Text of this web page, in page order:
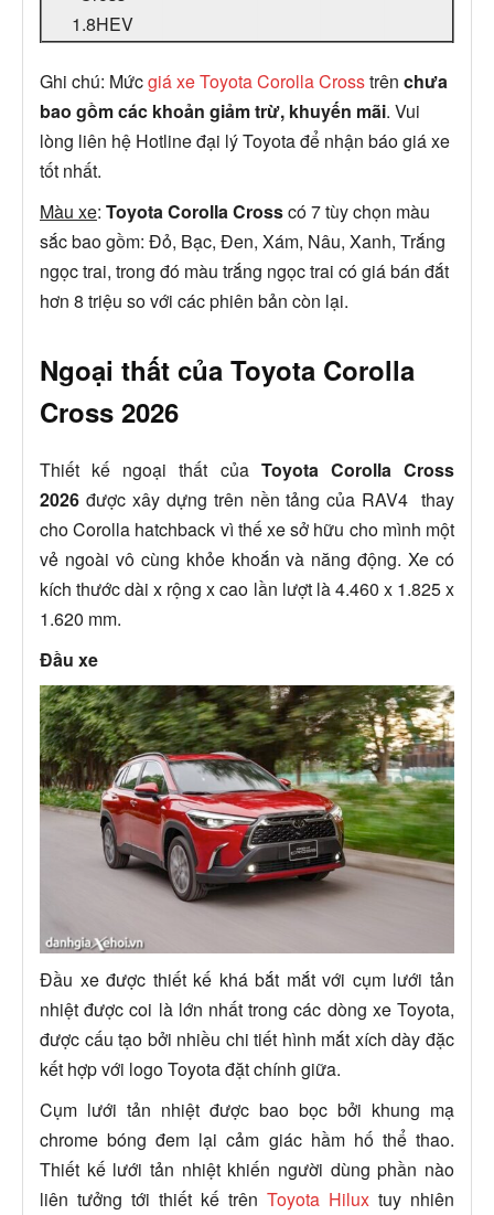
1.8HEV
Ghi chú: Mứcgiá xe Toyota Corolla Crosstrên chưa
bao gồm các khoản giảm trừ, khuyến mãi. Vui
lòng liên hệ Hotline đại lý Toyota để nhận báo giá xe
tốt nhất.
Màu xe: Toyota Corolla Crosscó 7 tùy chọn màu
sắc bao gồm: Đỏ, Bạc, Đen, Xám, Nâu, Xanh, Trắng
ngọc trai, trong đó màu trắng ngọc trai có giá bán đắt
hơn 8 triệu so với các phiên bản còn lại.
Ngoại thất của Toyota Corolla
Cross 2026
Thiết kế ngoại thất của Toyota Corolla Cross
2026 được xây dựng trên nền tảngcủa RAV4 thay
cho Corolla hatchback vì thế xe sở hữu cho mình một
vẻ ngoài vô cùng khỏe khoắn và năng động. Xe có
kích thước dài x rộng x cao lần lượt là4.460 x 1.825 x
1.620 mm.
Đầu xe
Đầu xe được thiết kế khá bắt mắt với cụm lưới tản
nhiệt được coi là lớn nhất trong các dòng xe Toyota,
được cấu tạo bởi nhiều chi tiết hình mắt xích dày đặc
kết hợp với logo Toyota đặt chính giữa.
Cụm lưới tản nhiệt được bao bọc bởi khung mạ
chrome bóng đem lại cảm giác hầm hố thể thao.
Thiết kế lưới tản nhiệt khiến người dùng phần nào
liên tưởng tới thiết kế trên Toyota Hilux tuy nhiên